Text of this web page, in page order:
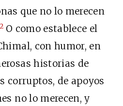
que no lo merecen
2 O como establece el
con humor, en
historias de
corruptos, de apoyos
no lo merecen, y